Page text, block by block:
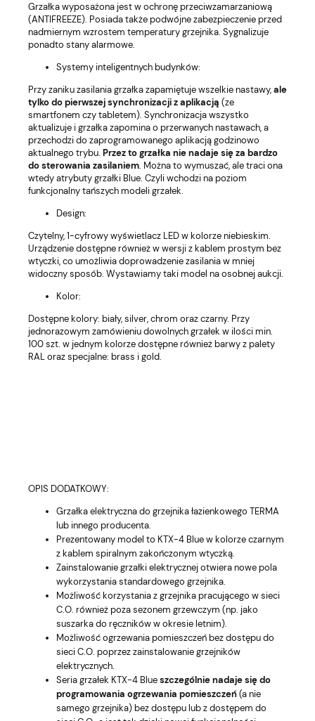
Grzałka wyposażona jest w ochronę przeciwzamarzaniową
(ANTIFREEZE). Posiada także podwójne zabezpieczenie przed
nadmiernym wzrostem temperatury grzejnika. Sygnalizuje
ponadto stany alarmowe.
Systemy inteligentnych budynków:
Przy zaniku zasilania grzałka zapamiętuje wszelkie nastawy,ale
tylko do pierwszej synchronizacji z aplikacją (ze
smartfonem czy tabletem). Synchronizacja wszystko
aktualizuje i grzałka zapomina o przerwanych nastawach, a
przechodzi do zaprogramowanego aplikacją godzinowo
aktualnego trybu. Przez to grzałka nie nadaje się za bardzo
do sterowania zasilaniem. Można to wymuszać, ale traci ona
wtedy atrybuty grzałki Blue. Czyli wchodzi na poziom
funkcjonalny tańszych modeli grzałek.
Design:
Czytelny, 1-cyfrowy wyświetlacz LED w kolorze niebieskim.
Urządzenie dostępne również w wersji z kablem prostym bez
wtyczki, co umożliwia doprowadzenie zasilania w mniej
widoczny sposób. Wystawiamy taki model na osobnej aukcji.
Kolor:
Dostępne kolory: biały, silver, chrom oraz czarny. Przy
jednorazowym zamówieniu dowolnych grzałek w ilości min.
100 szt. w jednym kolorze dostępne również barwy z palety
RAL oraz specjalne: brass i gold.
OPIS DODATKOWY:
Grzałka elektryczna do grzejnika łazienkowego TERMA
lub innego producenta.
Prezentowany model to KTX-4 Blue w kolorze czarnym
z kablem spiralnym zakończonym wtyczką.
Zainstalowanie grzałki elektrycznej otwiera nowe pola
wykorzystania standardowego grzejnika.
Możliwość korzystania z grzejnika pracującego w sieci
C.O. również poza sezonem grzewczym (np. jako
suszarka do ręczników w okresie letnim).
Możliwość ogrzewania pomieszczeń bez dostępu do
sieci C.O. poprzez zainstalowanie grzejników
elektrycznych.
Seria grzałek KTX-4 Blueszczególnie nadaje się do
programowania ogrzewania pomieszczeń(a nie
samego grzejnika) bez dostępu lub z dostępem do